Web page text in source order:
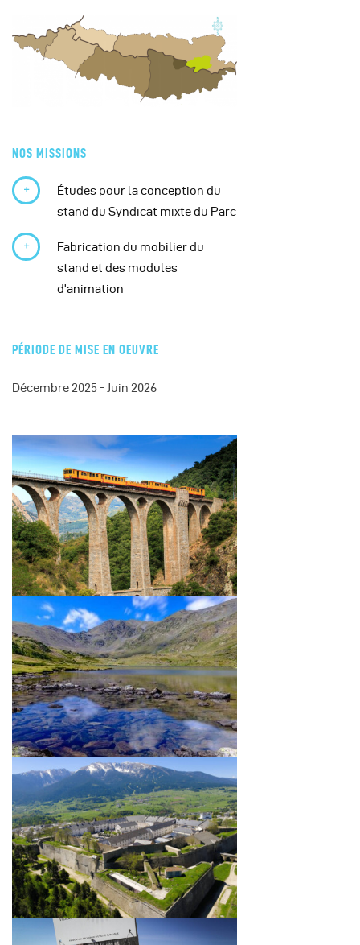
NOS MISSIONS
Études pour la conception du
stand du Syndicat mixte du Parc
Fabrication du mobilier du
stand et des modules
d’animation
PÉRIODE DE MISE EN OEUVRE
Décembre 2025 - Juin 2026